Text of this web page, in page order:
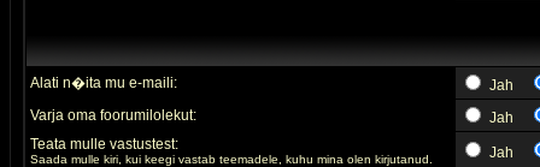
Alati n�ita mu e-maili:
Jah
Varja oma foorumilolekut:
Jah
Teata mulle vastustest:
Saada mulle kiri, kui keegi vastab teemadele, kuhu mina olen kirjutanud.
Jah